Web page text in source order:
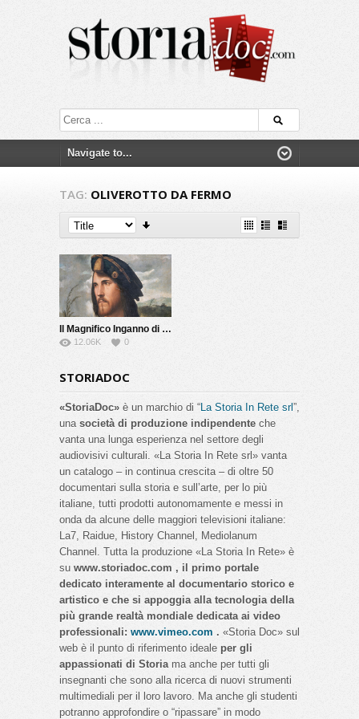
TAG: OLIVEROTTO DA FERMO
Il Magnifico Inganno di Cesare Borgia
12.06K 0
STORIADOC
«StoriaDoc» è un marchio di “La Storia In Rete srl”,
una società di produzione indipendente che
vanta una lunga esperienza nel settore degli
audiovisivi culturali. «La Storia In Rete srl» vanta
un catalogo – in continua crescita – di oltre 50
documentari sulla storia e sull’arte, per lo più
italiane, tutti prodotti autonomamente e messi in
onda da alcune delle maggiori televisioni italiane:
La7, Raidue, History Channel, Mediolanum
Channel. Tutta la produzione «La Storia In Rete» è
su www.storiadoc.com , il primo portale
dedicato interamente al documentario storico e
artistico e che si appoggia alla tecnologia della
più grande realtà mondiale dedicata ai video
professionali: www.vimeo.com . «Storia Doc» sul
web è il punto di riferimento ideale per gli
appassionati di Storiama anche per tutti gli
insegnanti che sono alla ricerca di nuovi strumenti
multimediali per il loro lavoro. Ma anche gli studenti
potranno approfondire o “ripassare” in modo